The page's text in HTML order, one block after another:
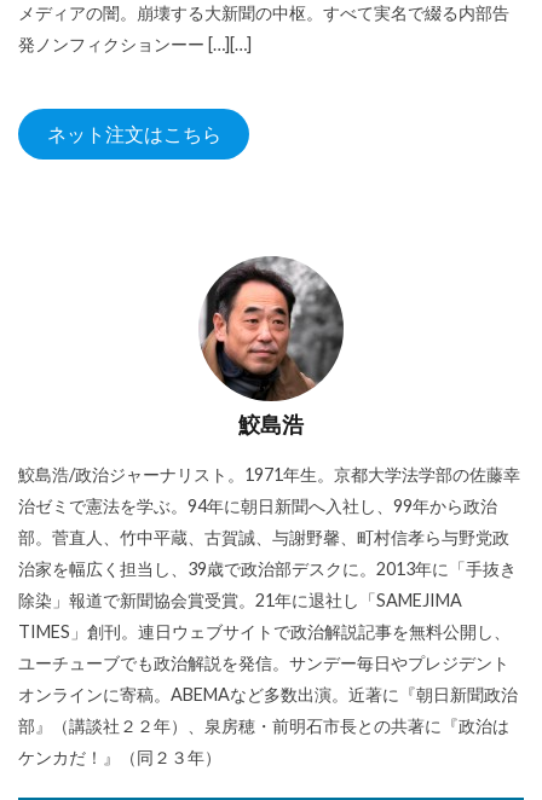
メディアの闇。崩壊する大新聞の中枢。すべて実名で綴る内部告
発ノンフィクションーー […][…]
ネット注文はこちら
鮫島浩
鮫島浩/政治ジャーナリスト。1971年生。京都大学法学部の佐藤幸
治ゼミで憲法を学ぶ。94年に朝日新聞へ入社し、99年から政治
部。菅直人、竹中平蔵、古賀誠、与謝野馨、町村信孝ら与野党政
治家を幅広く担当し、39歳で政治部デスクに。2013年に「手抜き
除染」報道で新聞協会賞受賞。21年に退社し「SAMEJIMA
TIMES」創刊。連日ウェブサイトで政治解説記事を無料公開し、
ユーチューブでも政治解説を発信。サンデー毎日やプレジデント
オンラインに寄稿。ABEMAなど多数出演。近著に『朝日新聞政治
部』（講談社２２年）、泉房穂・前明石市長との共著に『政治は
ケンカだ！』（同２３年）